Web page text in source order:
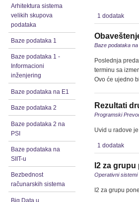
Arhitektura sistema
velikih skupova
podataka
Baze podataka 1
Baze podataka 1 -
Informacioni
inženjering
Baze podataka na E1
Baze podataka 2
Baze podataka 2 na
PSI
Baze podataka na
SIIT-u
Bezbednost
računarskih sistema
Big Data u
1 dodatak
Baze podataka
Poslednja
terminu sa
Ovo će ujedno
Rezultati
Programski
Uvid u radove
1 dodatak
I2 za
Operativni sistemi
I2 za grupu